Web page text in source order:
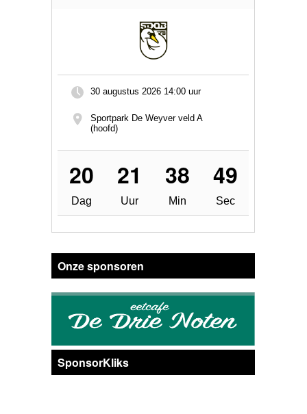
30 augustus 2026 14:00 uur
Sportpark De Weyver veld A
(hoofd)
20
Dag
21
Uur
38
Min
49
Sec
Onze sponsoren
SponsorKliks